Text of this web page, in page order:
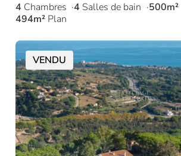
4 Chambres 4 Salles de bain 500m²
494m² Plan
VENDU